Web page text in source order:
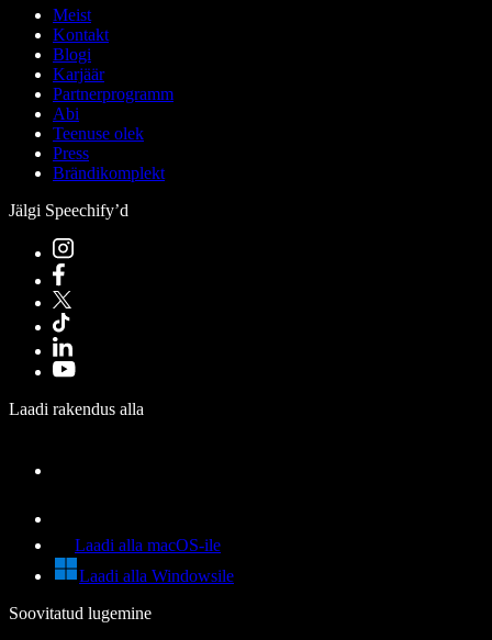
Meist
Kontakt
Blogi
Karjäär
Partnerprogramm
Abi
Teenuse olek
Press
Brändikomplekt
Jälgi Speechify’d
Laadi rakendus alla
Laadi alla macOS-ile
Laadi alla Windowsile
Soovitatud lugemine